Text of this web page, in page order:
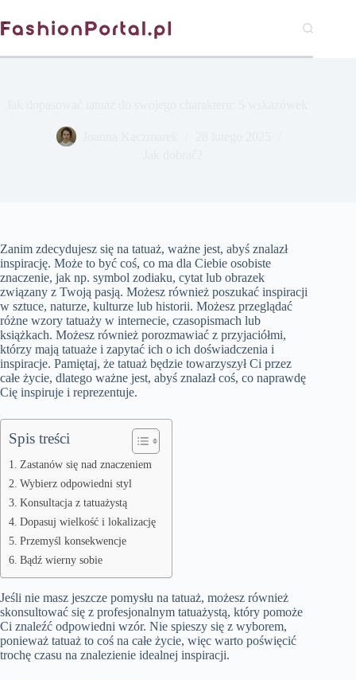
do
treści
Zanim zdecydujesz się na tatuaż, ważne jest, abyś znalazł
inspirację. Może to być coś, co ma dla Ciebie osobiste
znaczenie, jak np. symbol zodiaku, cytat lub obrazek
związany z Twoją pasją. Możesz również poszukać inspiracji
w sztuce, naturze, kulturze lub historii. Możesz przeglądać
różne wzory tatuaży w internecie, czasopismach lub
książkach. Możesz również porozmawiać z przyjaciółmi,
którzy mają tatuaże i zapytać ich o ich doświadczenia i
inspiracje. Pamiętaj, że tatuaż będzie towarzyszył Ci przez
całe życie, dlatego ważne jest, abyś znalazł coś, co naprawdę
Cię inspiruje i reprezentuje.
Spis treści
Zastanów się nad znaczeniem
Wybierz odpowiedni styl
Konsultacja z tatuażystą
Dopasuj wielkość i lokalizację
Przemyśl konsekwencje
Bądź wierny sobie
Jeśli nie masz jeszcze pomysłu na tatuaż, możesz również
skonsultować się z profesjonalnym tatuażystą, który pomoże
Ci znaleźć odpowiedni wzór. Nie spieszy się z wyborem,
ponieważ tatuaż to coś na całe życie, więc warto poświęcić
trochę czasu na znalezienie idealnej inspiracji.